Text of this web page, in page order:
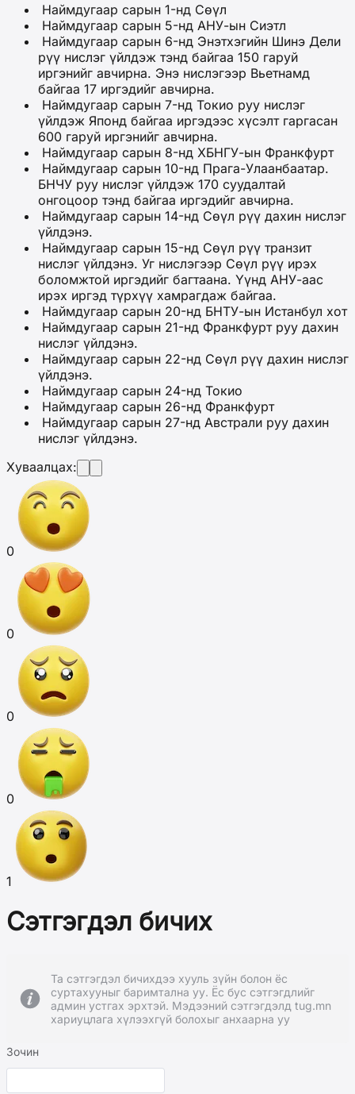
Наймдугаар сарын 1-нд Сөүл
Наймдугаар сарын 5-нд АНУ-ын Сиэтл
Наймдугаар сарын 6-нд Энэтхэгийн Шинэ Дели
рүү нислэг үйлдэж тэнд байгаа 150 гаруй
иргэнийг авчирна. Энэ нислэгээр Вьетнамд
байгаа 17 иргэдийг авчирна.
Наймдугаар сарын 7-нд Токио руу нислэг
үйлдэж Японд байгаа иргэдээс хүсэлт гаргасан
600 гаруй иргэнийг авчирна.
Наймдугаар сарын 8-нд ХБНГУ-ын Франкфурт
Наймдугаар сарын 10-нд Прага-Улаанбаатар.
БНЧУ руу нислэг үйлдэж 170 суудалтай
онгоцоор тэнд байгаа иргэдийг авчирна.
Наймдугаар сарын 14-нд Сөүл рүү дахин нислэг
үйлдэнэ.
Наймдугаар сарын 15-нд Сөүл рүү транзит
нислэг үйлдэнэ. Уг нислэгээр Сөүл рүү ирэх
боломжтой иргэдийг багтаана. Үүнд АНУ-аас
ирэх иргэд түрхүү хамрагдаж байгаа.
Наймдугаар сарын 20-нд БНТУ-ын Истанбул хот
Наймдугаар сарын 21-нд Франкфурт руу дахин
нислэг үйлдэнэ.
Наймдугаар сарын 22-нд Сөүл рүү дахин нислэг
үйлдэнэ.
Наймдугаар сарын 24-нд Токио
Наймдугаар сарын 26-нд Франкфурт
Наймдугаар сарын 27-нд Австрали руу дахин
нислэг үйлдэнэ.
Хуваалцах:
0
0
0
0
1
Сэтгэгдэл бичих
Та сэтгэгдэл бичихдээ хууль зүйн болон ёс
суртахууныг баримтална уу. Ёс бус сэтгэгдлийг
админ устгах эрхтэй. Мэдээний сэтгэгдэлд tug.mn
хариуцлага хүлээхгүй болохыг анхаарна уу
Зочин